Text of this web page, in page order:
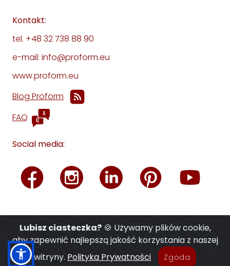
Kontakt:
tel. +48 32 738 88 90
e-mail: info@proform.eu
www.proform.eu
Blog Proform
FAQ
Social media:
© 2026 PROFORM® ·Polityka Prywatności
Lubisz ciasteczka?🍪 Używamy plików cookie,
aby zapewnić najlepszą jakość korzystania z naszej
witryny. Polityka Prywatności Zgoda